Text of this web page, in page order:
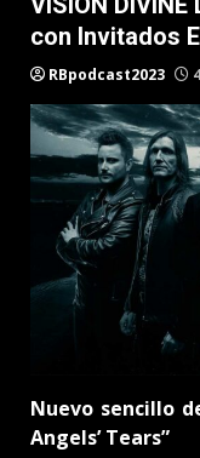
con Invitados
RBpodcast2023
Nuevo sencillo
Angels’ Tears”